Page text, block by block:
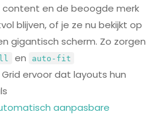
content en de beoogde merk
blijven, of je ze nu bekijkt op
gigantisch scherm. Zo zorgen
en auto-fit
ervoor dat layouts hun
aanpasbare